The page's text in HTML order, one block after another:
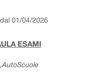
01/04/2026
ESAMI